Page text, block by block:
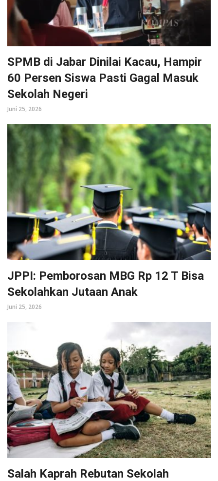
SPMB di Jabar Dinilai Kacau, Hampir
60 Persen Siswa Pasti Gagal Masuk
Sekolah Negeri
Juni 25, 2026
JPPI: Pemborosan MBG Rp 12 T Bisa
Sekolahkan Jutaan Anak
Juni 25, 2026
Salah Kaprah Rebutan Sekolah